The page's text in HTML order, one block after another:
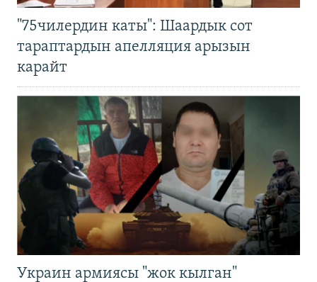
"75чилердин каты": Шаардык сот
тараптардын апелляция арызын
карайт
Украин армиясы "жок кылган"